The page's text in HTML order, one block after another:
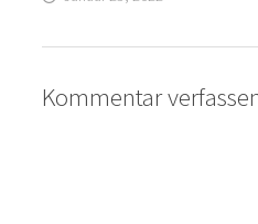
Kommentar